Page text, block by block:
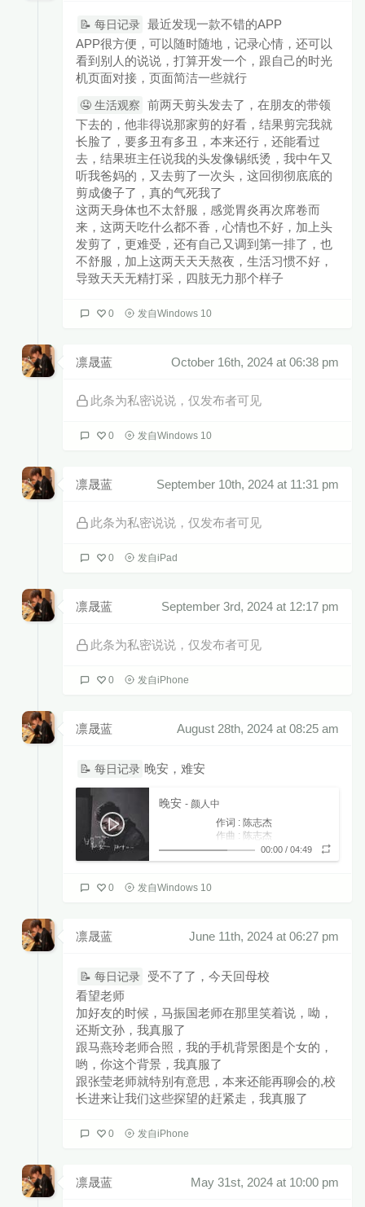
📝 每日记录 最近发现一款不错的APP
APP很方便，可以随时随地，记录心情，还可以
看到别人的说说，打算开发一个，跟自己的时光
机页面对接，页面简洁一些就行
🤤 生活观察
前两天剪头发去了，在朋友的带领
下去的，他非得说那家剪的好看，结果剪完我就
长脸了，要多丑有多丑，本来还行，还能看过
去，结果班主任说我的头发像锡纸烫，我中午又
听我爸妈的，又去剪了一次头，这回彻彻底底的
剪成傻子了，真的气死我了
这两天身体也不太舒服，感觉胃炎再次席卷而
来，这两天吃什么都不香，心情也不好，加上头
发剪了，更难受，还有自己又调到第一排了，也
不舒服，加上这两天天天熬夜，生活习惯不好，
导致天天无精打采，四肢无力那个样子
0 发自Windows 10
凛晟蓝 October 16th, 2024 at 06:38 pm
此条为私密说说，仅发布者可见
0 发自Windows 10
凛晟蓝 September 10th, 2024 at 11:31 pm
此条为私密说说，仅发布者可见
0 发自iPad
凛晟蓝 September 3rd, 2024 at 12:17 pm
此条为私密说说，仅发布者可见
0 发自iPhone
凛晟蓝 August 28th, 2024 at 08:25 am
📝 每日记录 晚安，难安
晚安 - 颜人中
作词 : 陈志杰
作曲 : 陈志杰
编曲 : 关天天
制作人 : 关天天
在浮语虚词中交映
却如此地令人着迷
到现在热情褪成陌路的感叹
几人份的畅谈 道三两句晚安
惹多情的遐想 却轻易地走散
总是不能抵抗你信手的晚安
执迷与你忽远忽近烂桥段
迂回一句晚安 多情人却自找难堪
声色太慌张 你眼神逃避
却如此地令人着迷
到现在热情褪成陌路的感叹
情意绵绵总与见异思迁为难
00:00 / 04:49
0 发自Windows 10
凛晟蓝 June 11th, 2024 at 06:27 pm
📝 每日记录
受不了了，今天回母校
看望老师
加好友的时候，马振国老师在那里笑着说，呦，
还斯文孙，我真服了
跟马燕玲老师合照，我的手机背景图是个女的，
哟，你这个背景，我真服了
跟张莹老师就特别有意思，本来还能再聊会的,校
长进来让我们这些探望的赶紧走，我真服了
0 发自iPhone
凛晟蓝 May 31st, 2024 at 10:00 pm